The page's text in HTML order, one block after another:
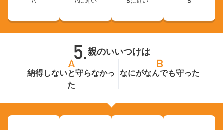
親のいいつけは
納得しないと守らなかっ
た
なにがなんでも守った